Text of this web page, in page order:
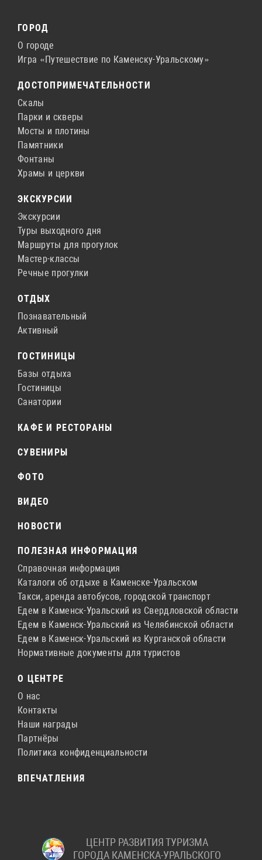
ГОРОД
О городе
Игра «Путешествие по Каменску-Уральскому»
ДОСТОПРИМЕЧАТЕЛЬНОСТИ
Скалы
Парки и скверы
Мосты и плотины
Памятники
Фонтаны
Храмы и церкви
ЭКСКУРСИИ
Экскурсии
Туры выходного дня
Маршруты для прогулок
Мастер-классы
Речные прогулки
ОТДЫХ
Познавательный
Активный
ГОСТИНИЦЫ
Базы отдыха
Гостиницы
Санатории
КАФЕ И РЕСТОРАНЫ
СУВЕНИРЫ
ФОТО
ВИДЕО
НОВОСТИ
ПОЛЕЗНАЯ ИНФОРМАЦИЯ
Справочная информация
Каталоги об отдыхе в Каменске-Уральском
Такси, аренда автобусов, городской транспорт
Едем в Каменск-Уральский из Свердловской области
Едем в Каменск-Уральский из Челябинской области
Едем в Каменск-Уральский из Курганской области
Нормативные документы для туристов
О ЦЕНТРЕ
О нас
Контакты
Наши награды
Партнёры
Политика конфиденциальности
ВПЕЧАТЛЕНИЯ
ЦЕНТР РАЗВИТИЯ ТУРИЗМА
ГОРОДА КАМЕНСКА-УРАЛЬСКОГО